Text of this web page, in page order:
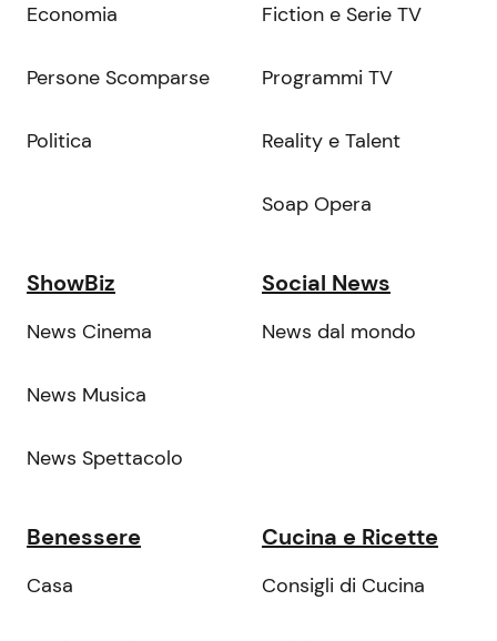
Economia
Persone Scomparse
Politica
Fiction e Serie TV
Programmi TV
Reality e Talent
Soap Opera
ShowBiz
News Cinema
News Musica
News Spettacolo
Social News
News dal mondo
Benessere
Casa
Cucina e Ricette
Consigli di Cucina